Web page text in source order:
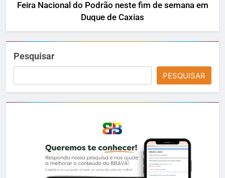
Feira Nacional do Podrão neste fim de semana em
Duque de Caxias
Pesquisar
PESQUISAR